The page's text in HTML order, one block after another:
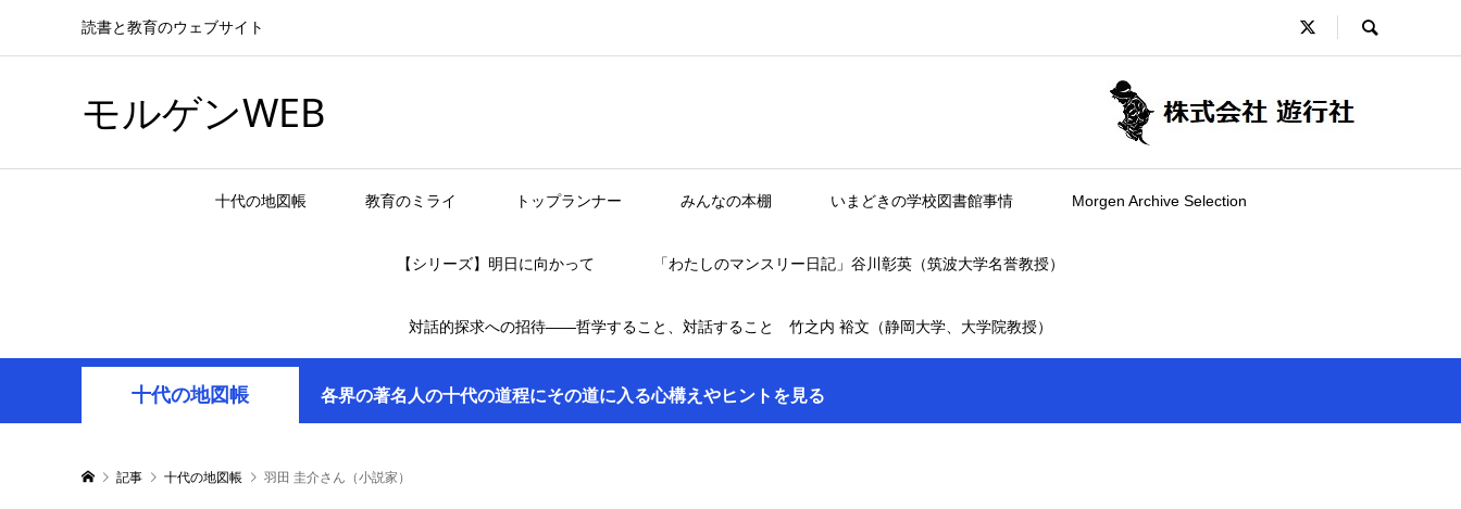
読書と教育のウェブサイト
モルゲンWEB
十代の地図帳 教育のミライ トップランナー みんなの本棚 いまどきの学校図書館事情 Morgen Archive Selection
【シリーズ】明日に向かって 「わたしのマンスリー日記」谷川彰英（筑波大学名誉教授）
対話的探求への招待――哲学すること、対話すること 竹之内 裕文（静岡大学、大学院教授）
十代の地図帳 各界の著名人の十代の道程にその道に入る心構えやヒントを見る
記事 十代の地図帳 羽田 圭介さん（小説家）